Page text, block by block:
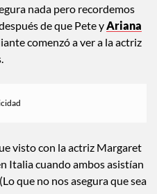
nada pero recordemos
de que Pete y Ariana
comenzó a ver a la actriz
visto con la actriz Margaret
Italia cuando ambos asistían
que no nos asegura que sea